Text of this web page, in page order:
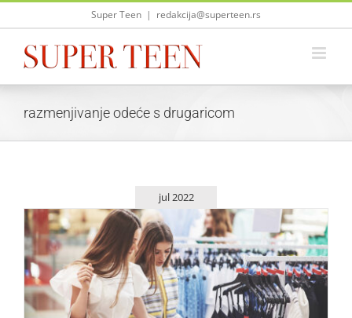
Skip
Super Teen | redakcija@superteen.rs
razmenjivanje odeće s drugaricom
jul 2022
Mala škola pozajmljivanja